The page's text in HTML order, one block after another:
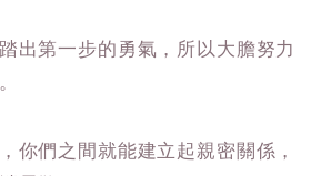
出第一步的勇氣，所以大膽努力
你們之間就能建立起親密關係，